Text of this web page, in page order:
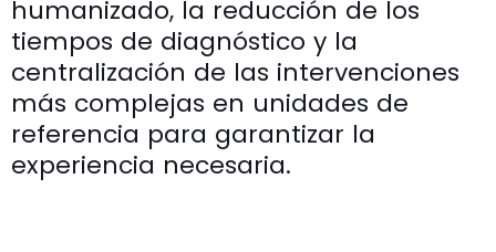
humanizado, la reducción de los
tiempos de diagnóstico y la
centralización de las intervenciones
más complejas en unidades de
referencia para garantizar la
experiencia necesaria.